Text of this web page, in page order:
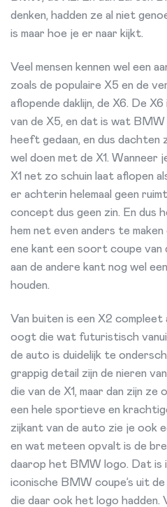
denken, hadden ze al niet
is maar hoe je er naar kijkt.
Veel mensen kennen wel een
zoals de populaire X5 en de
aflopende daklijn, de X6. De
van de X5, en dat is wat
heeft gedaan, en dus dachten
wel doen met de X1. Wanneer
X1 net zo schuin laat aflopen
er achterin helemaal geen
concept dus geen zin. En dus
hem net even anders te maken
ene kant een soort coupe van
aan de andere kant nog wel
houden.
Van buiten is een X2 compleet
oogt die wat futuristisch
de auto is duidelijk te
grappig detail zijn de nieren
die van de X1, maar dan zijn
een hele sportieve en
zijkant van de auto zie je ook
en wat meteen opvalt is de
daarop het BMW logo. Dat is
iconische BMW coupe’s uit
die daar ook het logo hadden.